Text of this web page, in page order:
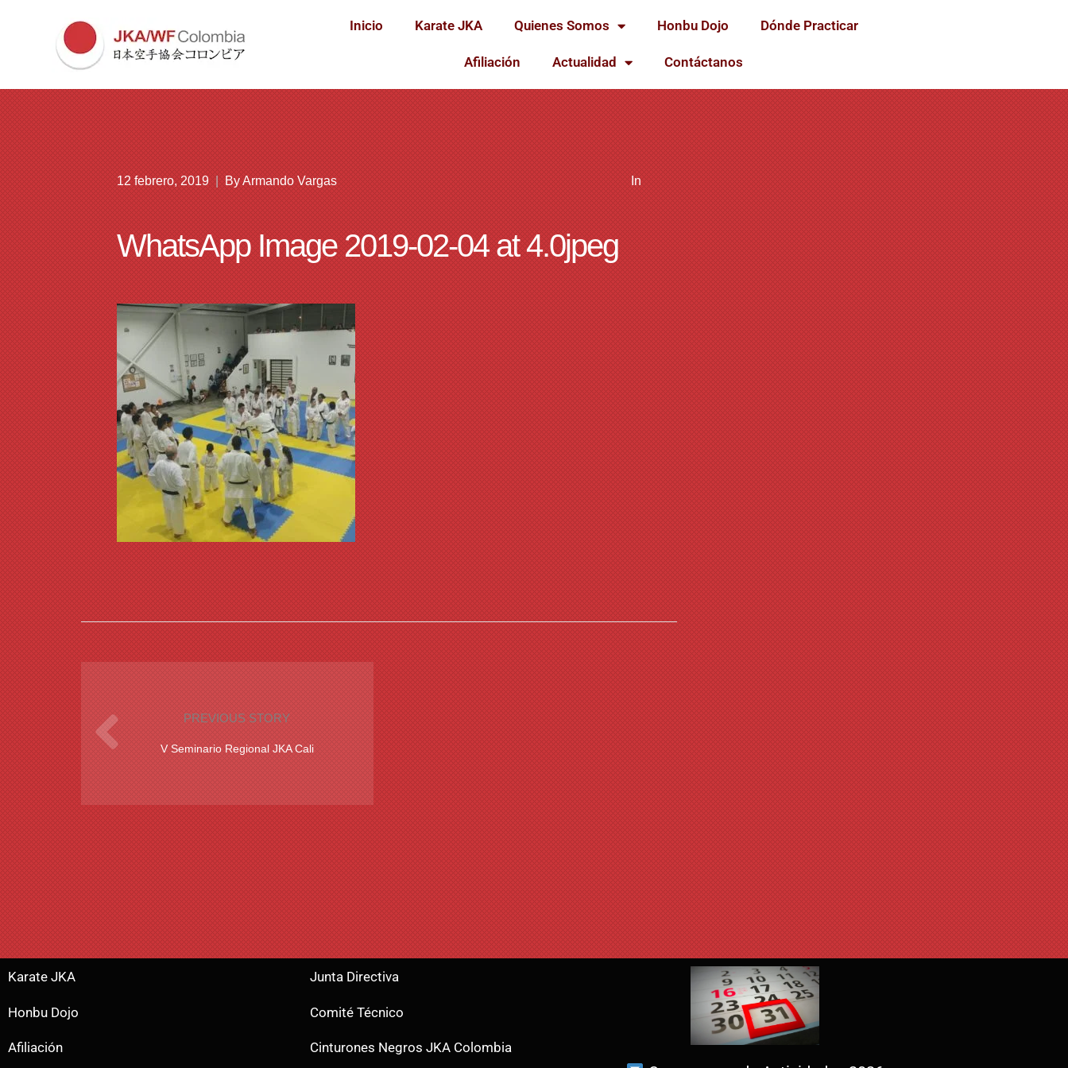
Inicio Karate JKA Quienes Somos Honbu Dojo Dónde Practicar
Afiliación Actualidad Contáctanos
12 febrero, 2019 | ByArmando Vargas In
WhatsApp Image 2019-02-04 at 4.0jpeg
PREVIOUS STORY
V Seminario Regional JKA Cali
Karate JKA
Honbu Dojo
Afiliación
Junta Directiva
Comité Técnico
Cinturones Negros JKA Colombia